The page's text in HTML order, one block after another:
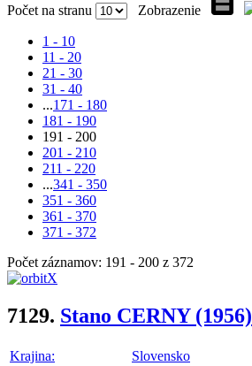
Počet na stranu
Zobrazenie
1 - 10
11 - 20
21 - 30
31 - 40
...171 - 180
181 - 190
191 - 200
201 - 210
211 - 220
...341 - 350
351 - 360
361 - 370
371 - 372
Počet záznamov: 191 - 200 z 372
7129. Stano CERNY(1956)
Krajina:
Slovensko